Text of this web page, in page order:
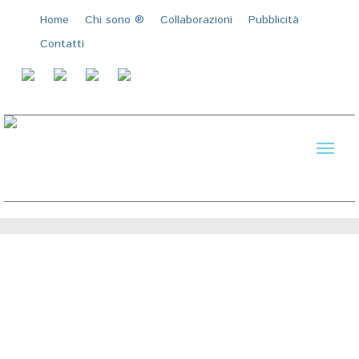
Home Chi sono ®️ Collaborazioni
Pubblicità
Contatti